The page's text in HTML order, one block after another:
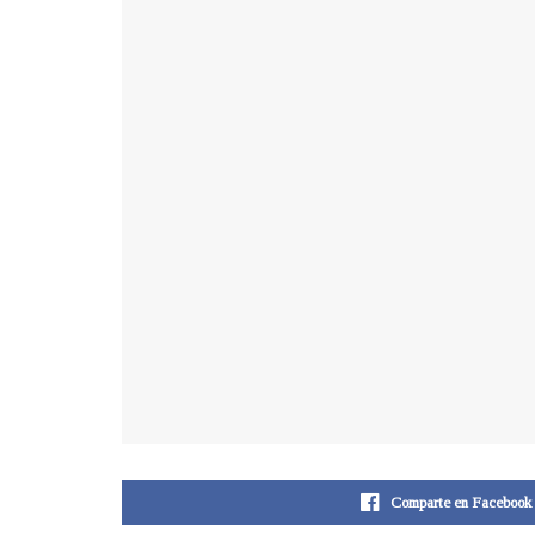
Comparte en Facebook